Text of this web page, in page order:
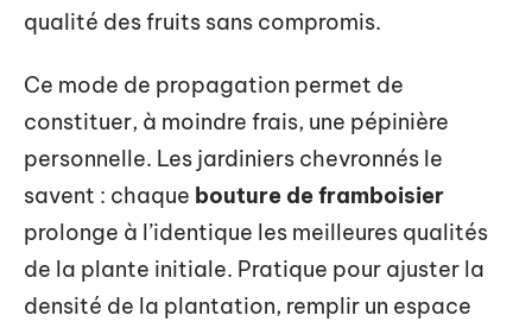
qualité des fruits sans compromis.
Ce mode de propagation permet de
constituer, à moindre frais, une pépinière
personnelle. Les jardiniers chevronnés le
savent : chaque bouture de framboisier
prolonge à l’identique les meilleures qualités
de la plante initiale. Pratique pour ajuster la
densité de la plantation, remplir un espace